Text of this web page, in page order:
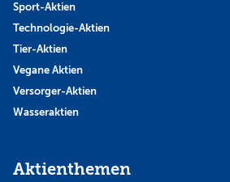
Sport-Aktien
Technologie-Aktien
Tier-Aktien
Vegane Aktien
Versorger-Aktien
Wasseraktien
Aktienthemen